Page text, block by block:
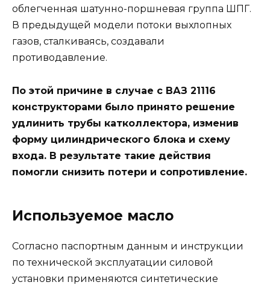
облегченная шатунно-поршневая группа ШПГ.
В предыдущей модели потоки выхлопных
газов, сталкиваясь, создавали
противодавление.
По этой причине в случае с ВАЗ 21116
конструкторами было принято решение
удлинить трубы катколлектора, изменив
форму цилиндрического блока и схему
входа. В результате такие действия
помогли снизить потери и сопротивление.
Используемое масло
Согласно паспортным данным и инструкции
по технической эксплуатации силовой
установки применяются синтетические